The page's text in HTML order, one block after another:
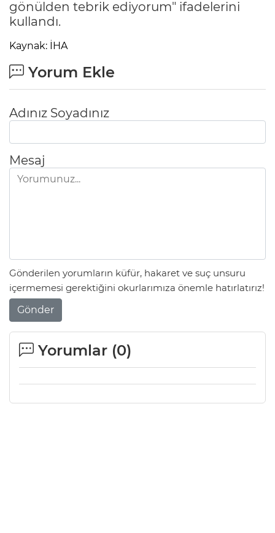
gönülden tebrik ediyorum" ifadelerini
kullandı.
Kaynak: İHA
Yorum Ekle
Adınız Soyadınız
Mesaj
Gönderilen yorumların küfür, hakaret ve suç unsuru
içermemesi gerektiğini okurlarımıza önemle hatırlatırız!
Gönder
Yorumlar (0)